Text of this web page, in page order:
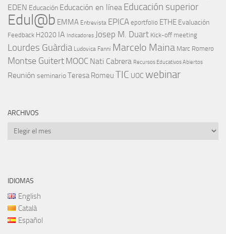
EDEN Educación Educación en línea Educación superior
Edul@b EMMA Entrevista EPICA eportfolio ETHE Evaluación
Feedback H2020 IA Indicadores Josep M. Duart Kick-off meeting
Lourdes Guàrdia Ludovica Fanni Marcelo Maina Marc Romero
Montse Guitert MOOC Nati Cabrera Recursos Educativos Abiertos
Reunión seminarioTeresa Romeu TIC UOC webinar
ARCHIVOS
Archivos
IDIOMAS
English
Català
Español